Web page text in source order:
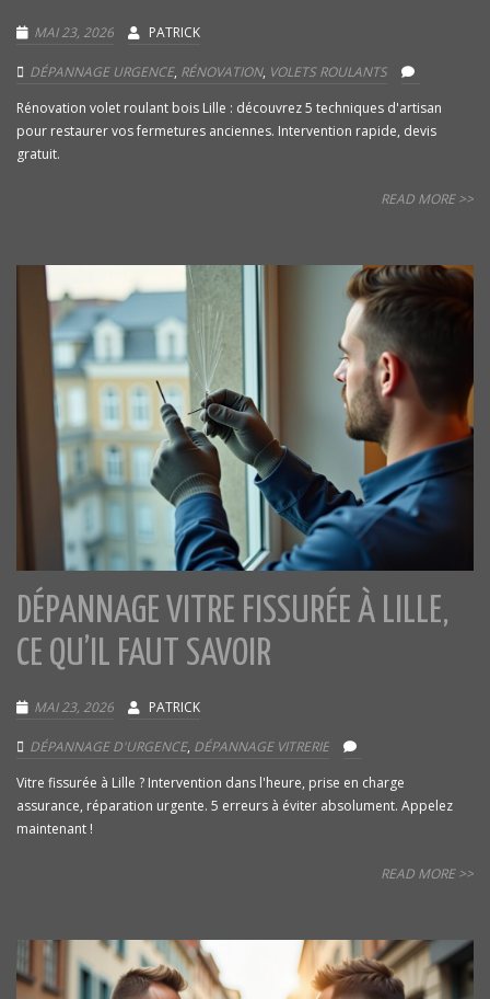
MAI 23, 2026 PATRICK
DÉPANNAGE URGENCE, RÉNOVATION, VOLETS ROULANTS
Rénovation volet roulant bois Lille : découvrez 5 techniques d'artisan
pour restaurer vos fermetures anciennes. Intervention rapide, devis
gratuit.
READ MORE >>
DÉPANNAGE VITRE FISSURÉE À LILLE,
CE QU’IL FAUT SAVOIR
MAI 23, 2026 PATRICK
DÉPANNAGE D'URGENCE, DÉPANNAGE VITRERIE
Vitre fissurée à Lille ? Intervention dans l'heure, prise en charge
assurance, réparation urgente. 5 erreurs à éviter absolument. Appelez
maintenant !
READ MORE >>